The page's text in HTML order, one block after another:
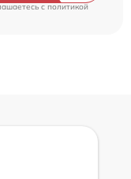
cполитикой